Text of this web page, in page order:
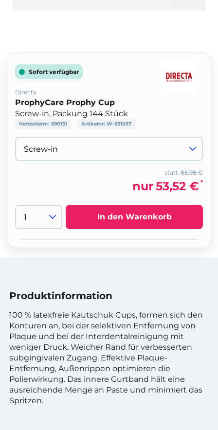
Sofort verfügbar
Directa
ProphyCare Prophy Cup
Screw-in, Packung 144 Stück
Herstellernr: 690131 Artikelnr: W-531057
85,98 €
statt
nur53,52 € *
In den Warenkorb
Produktinformation
100 % latexfreie Kautschuk Cups, formen sich den
Konturen an, bei der selektiven Entfernung von
Plaque und bei der Interdentalreinigung mit
weniger Druck. Weicher Rand für verbesserten
subgingivalen Zugang. Effektive Plaque-
Entfernung, Außenrippen optimieren die
Polierwirkung. Das innere Gurtband hält eine
ausreichende Menge an Paste und minimiert das
Spritzen.